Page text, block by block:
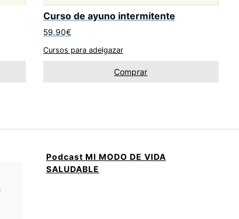
Curso de ayuno intermitente
59.90€
Cursos para adelgazar
Comprar
Podcast MI MODO DE VIDA
SALUDABLE